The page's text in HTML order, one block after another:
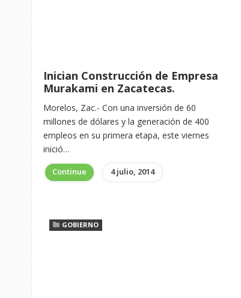
Inician Construcción de Empresa
Murakami en Zacatecas.
Morelos, Zac.- Con una inversión de 60
millones de dólares y la generación de 400
empleos en su primera etapa, este viernes
inició…
Continue 4 julio, 2014
GOBIERNO